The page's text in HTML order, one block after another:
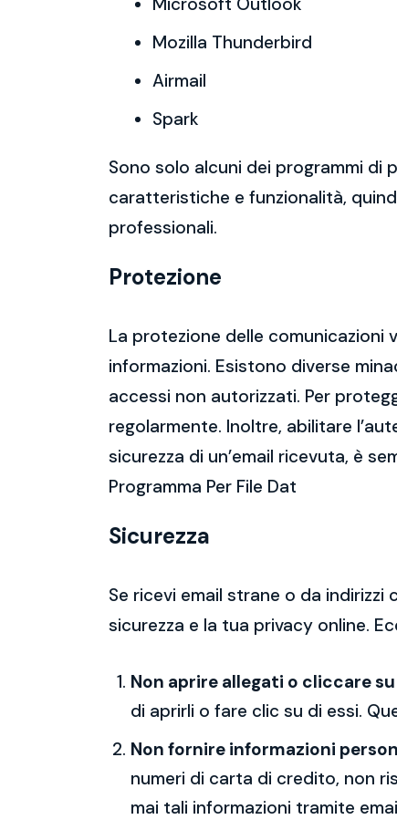
Mozilla Thunderbird
Airmail
Spark
Sono solo alcuni dei programmi di
caratteristiche e funzionalità,
professionali.
Protezione
La protezione delle comunicazioni
informazioni. Esistono diverse
accessi non autorizzati. Per
regolarmente. Inoltre, abilitare
sicurezza di un’email ricevuta, è
Programma Per File Dat
Sicurezza
Se ricevi email strane o da
sicurezza e la tua privacy online.
Non aprire allegati o cliccare
di aprirli o fare clic su di essi.
Non fornire informazioni
numeri di carta di credito, non
mai tali informazioni tramite